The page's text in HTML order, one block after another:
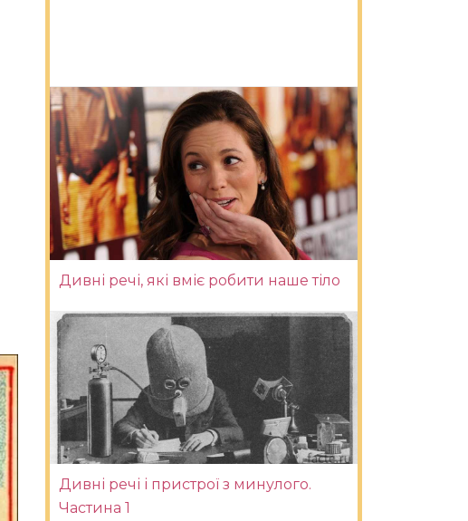
Дивні речі, які вміє робити наше тіло
Дивні речі і пристрої з минулого.
Частина 1